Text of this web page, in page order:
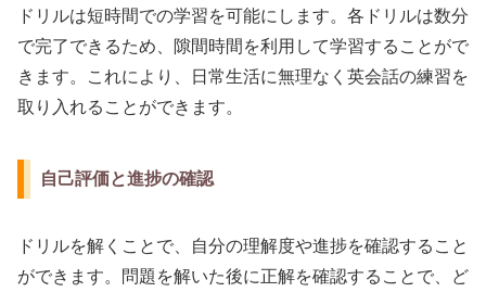
ドリルは短時間での学習を可能にします。各ドリルは数分
で完了できるため、隙間時間を利用して学習することがで
きます。これにより、日常生活に無理なく英会話の練習を
取り入れることができます。
自己評価と進捗の確認
ドリルを解くことで、自分の理解度や進捗を確認すること
ができます。問題を解いた後に正解を確認することで、ど